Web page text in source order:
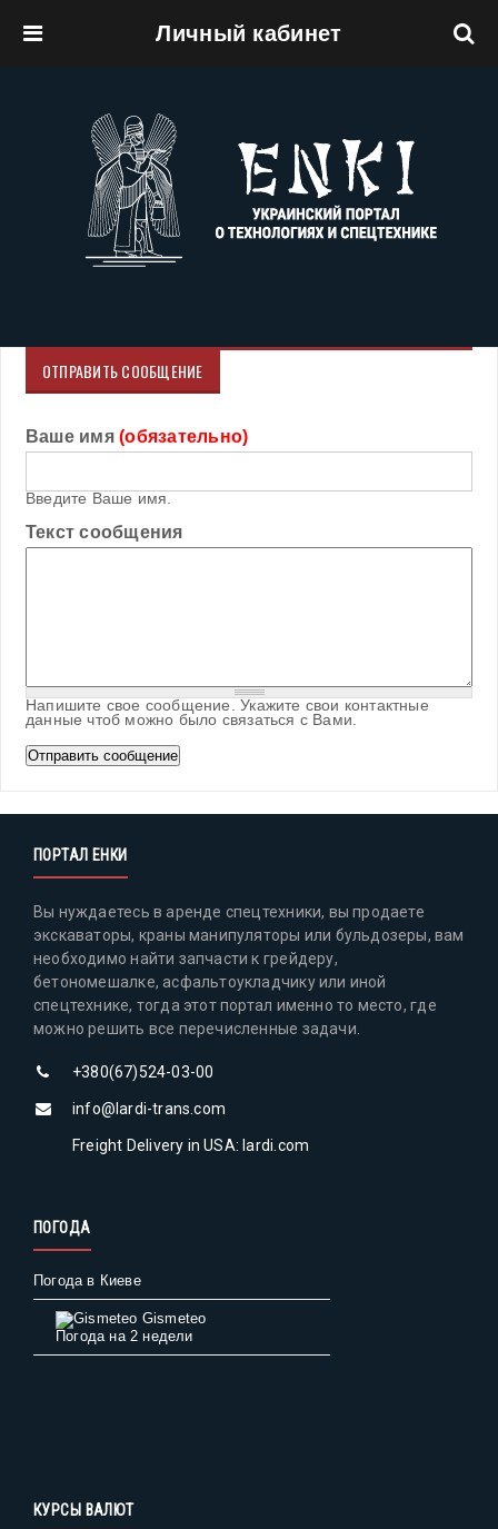
Личный кабинет
ОТПРАВИТЬ СООБЩЕНИЕ
Ваше имя(обязательно)
Введите Ваше имя.
Текст сообщения
Напишите свое сообщение. Укажите свои контактные
данные чтоб можно было связаться с Вами.
ПОРТАЛ ЕНКИ
Вы нуждаетесь в аренде спецтехники, вы продаете
экскаваторы, краны манипуляторы или бульдозеры, вам
необходимо найти запчасти к грейдеру,
бетономешалке, асфальтоукладчику или иной
спецтехнике, тогда этот портал именно то место, где
можно решить все перечисленные задачи.
+380(67)524-03-00
info@lardi-trans.com
Freight Delivery in USA: lardi.com
ПОГОДА
Погода в Киеве
Gismeteo
Погода на 2 недели
КУРСЫ ВАЛЮТ